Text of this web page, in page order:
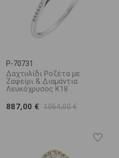
P-70731
Δαχτυλίδι Ροζέτα με
Ζαφείρι & Διαμάντια
Λευκόχρυσος Κ18
887,00 € 1064,00 €